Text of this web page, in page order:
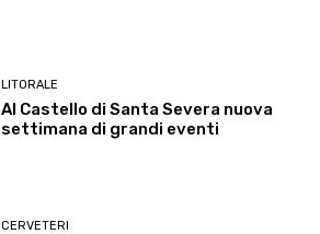
LITORALE
Al Castello di Santa Severa nuova
settimana di grandi eventi
CERVETERI